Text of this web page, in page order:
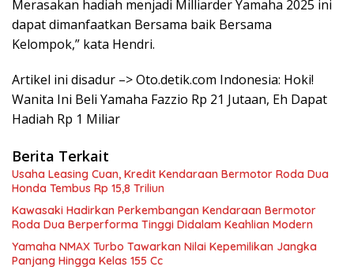
Merasakan hadiah menjadi Milliarder Yamaha 2025 ini
dapat dimanfaatkan Bersama baik Bersama
Kelompok,” kata Hendri.
Artikel ini disadur –> Oto.detik.com Indonesia: Hoki!
Wanita Ini Beli Yamaha Fazzio Rp 21 Jutaan, Eh Dapat
Hadiah Rp 1 Miliar
Berita Terkait
Usaha Leasing Cuan, Kredit Kendaraan Bermotor Roda Dua
Honda Tembus Rp 15,8 Triliun
Kawasaki Hadirkan Perkembangan Kendaraan Bermotor
Roda Dua Berperforma Tinggi Didalam Keahlian Modern
Yamaha NMAX Turbo Tawarkan Nilai Kepemilikan Jangka
Panjang Hingga Kelas 155 Cc